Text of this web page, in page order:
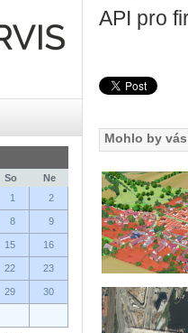
So
Ne
1
2
8 9
15 16
22 23
29 30
API pro
Mohlo by